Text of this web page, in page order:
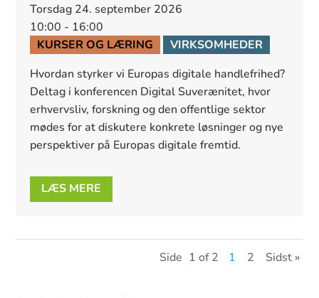
torsdag 24. september 2026
10:00 - 16:00
KURSER OG LÆRING
VIRKSOMHEDER
Hvordan styrker vi Europas digitale handlefrihed?
Deltag i konferencen Digital Suverænitet, hvor
erhvervsliv, forskning og den offentlige sektor
mødes for at diskutere konkrete løsninger og nye
perspektiver på Europas digitale fremtid.
LÆS MERE
Side 1 of 2 1 2 Sidst »